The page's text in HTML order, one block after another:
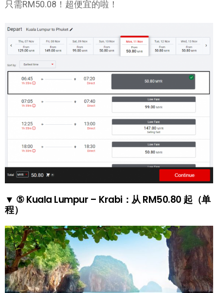
只需RM50.08！超便宜的啦！
▼ ⑤ Kuala Lumpur – Krabi：从 RM50.80 起（单
程）